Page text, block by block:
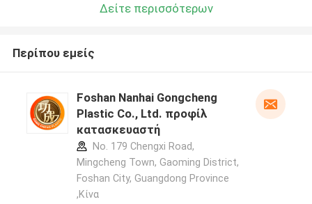
Δείτε περισσότερων
Περίπου εμείς
Foshan Nanhai Gongcheng
Plastic Co., Ltd. προφίλ
κατασκευαστή
No. 179 Chengxi Road,
Mingcheng Town, Gaoming District,
Foshan City, Guangdong Province
,Κίνα